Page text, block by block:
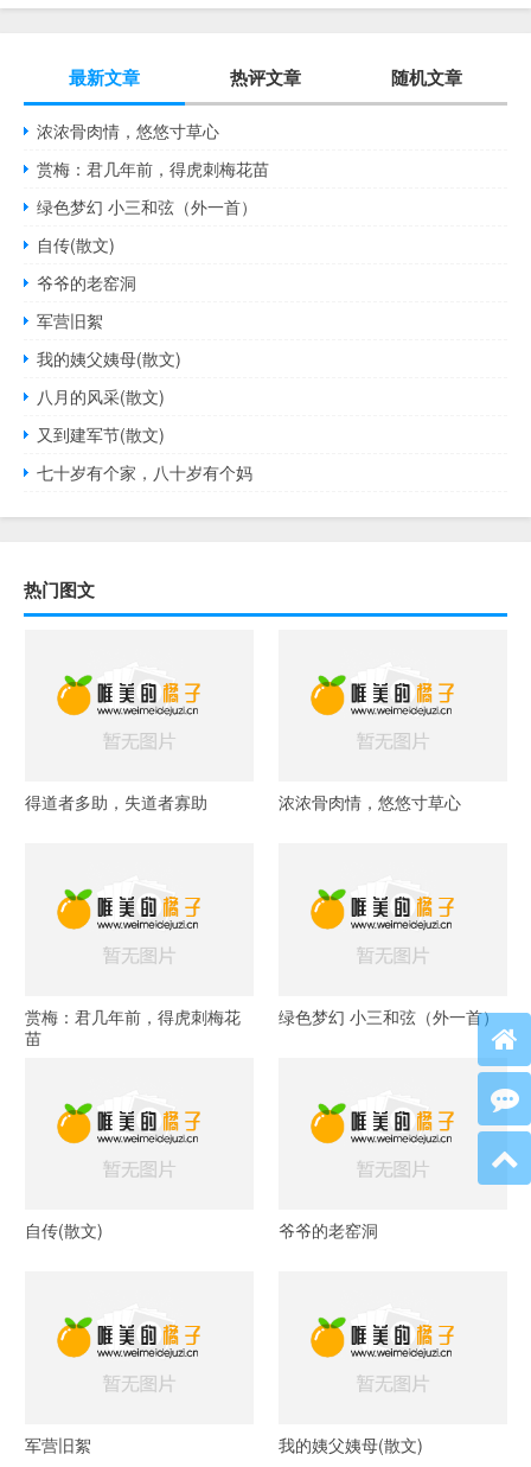
最新文章 热评文章 随机文章
浓浓骨肉情，悠悠寸草心
赏梅：君几年前，得虎刺梅花苗
绿色梦幻 小三和弦（外一首）
自传(散文)
爷爷的老窑洞
军营旧絮
我的姨父姨母(散文)
八月的风采(散文)
又到建军节(散文)
七十岁有个家，八十岁有个妈
热门图文
得道者多助，失道者寡助 浓浓骨肉情，悠悠寸草心
赏梅：君几年前，得虎刺梅花
苗
绿色梦幻 小三和弦（外一首）
自传(散文) 爷爷的老窑洞
军营旧絮 我的姨父姨母(散文)